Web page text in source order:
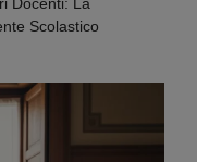
Scolastico